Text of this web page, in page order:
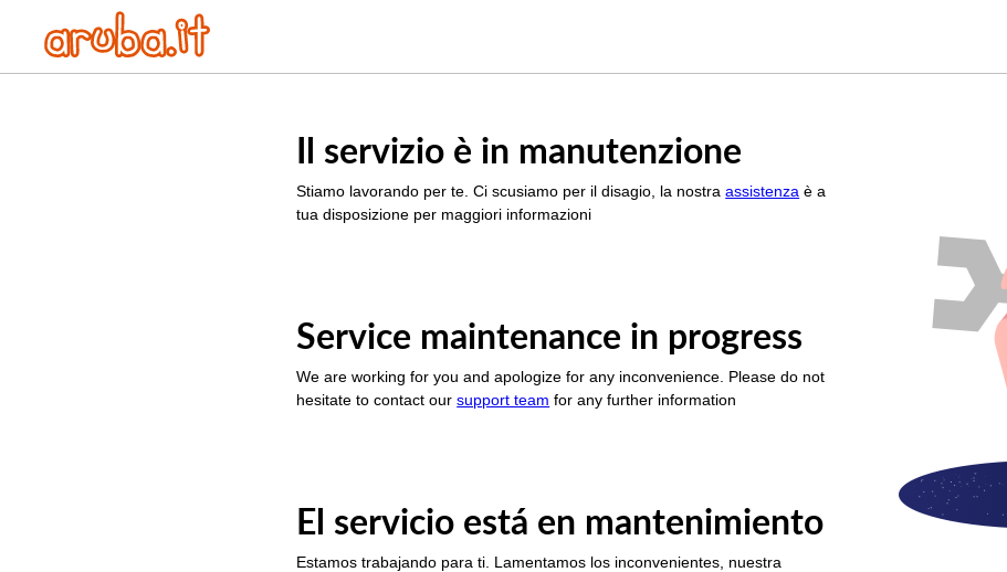
Il servizio è in manutenzione
Stiamo lavorando per te. Ci scusiamo per il disagio, la nostraassistenza è a
tua disposizione per maggiori informazioni
Service maintenance in progress
We are working for you and apologize for any inconvenience. Please do not
hesitate to contact oursupport team for any further information
El servicio está en mantenimiento
Estamos trabajando para ti. Lamentamos los inconvenientes, nuestra